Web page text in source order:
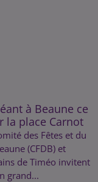
à Beaune ce
la place Carnot
des Fêtes et du
(CFDB) et
de Timéo invitent
grand...